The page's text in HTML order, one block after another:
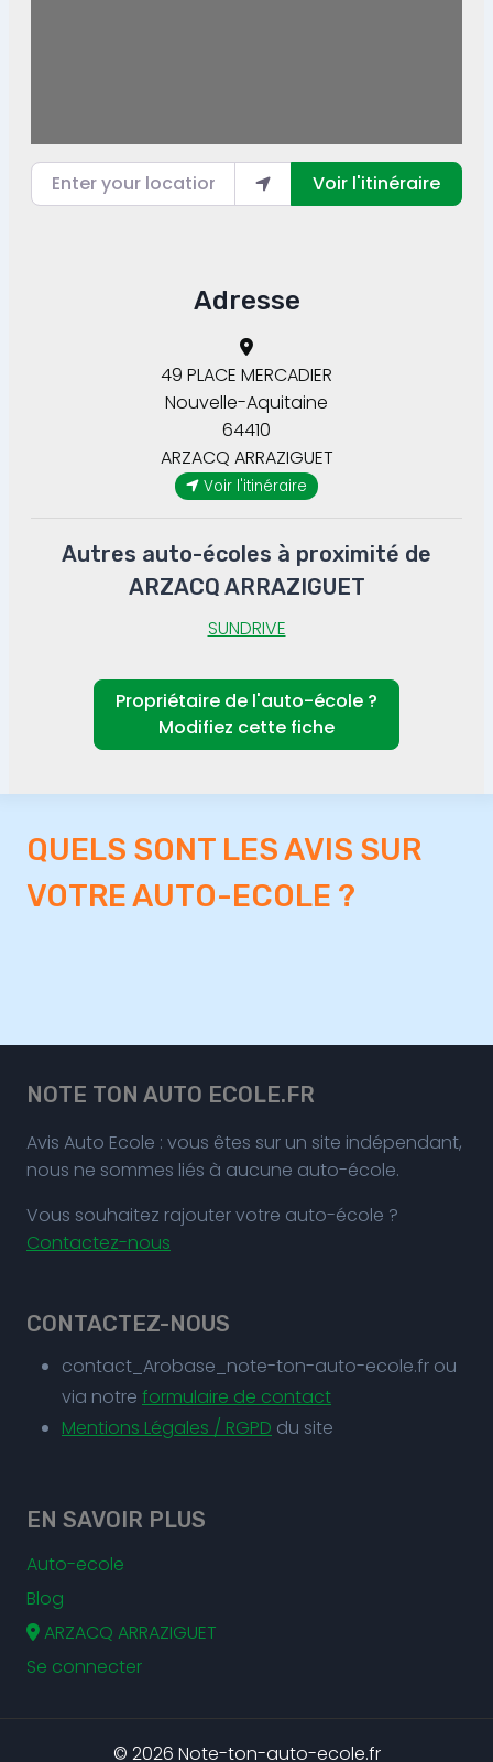
Enter your location
Voir l'itinéraire
Adresse
49 PLACE MERCADIER
ARZACQ ARRAZIGUET
Nouvelle-Aquitaine
64410
Voir l'itinéraire
Autres auto-écoles à proximité de
ARZACQ ARRAZIGUET
SUNDRIVE
Propriétaire de l'auto-école ?
Modifiez cette fiche
QUELS SONT LES AVIS SUR
VOTRE AUTO-ECOLE ?
NOTE TON AUTO ECOLE.FR
Avis Auto Ecole : vous êtes sur un site indépendant,
nous ne sommes liés à aucune auto-école.
Vous souhaitez rajouter votre auto-école ?
Contactez-nous
CONTACTEZ-NOUS
contact_Arobase_note-ton-auto-ecole.fr ou
via notre formulaire de contact
Mentions Légales / RGPD du site
EN SAVOIR PLUS
Auto-ecole
Blog
ARZACQ ARRAZIGUET
Se connecter
© 2026 Note-ton-auto-ecole.fr